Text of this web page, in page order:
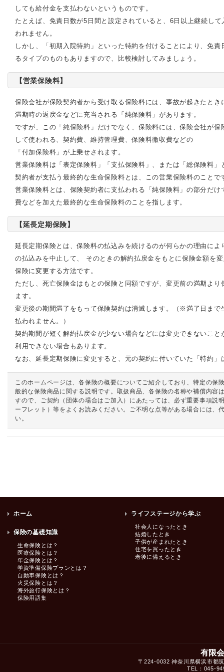
しても給付金を支払わないというものです。
たとえば、免責日数が5日間と設定されていると、6日以上継続し
われません。
しかし、「初期入院特約」といった特約を付けることにより、免
るタイプのものもありますので、比較検討してみましょう。
【営業保険料】
保険会社が保険契約者から受け取る保険料には、事故が起きたと
満期時の返戻金などに充当される「純保険料」があります。
ですが、この「純保険料」だけでなく、保険料には、保険会社が
して使われる、契約費、維持管理費、保険料徴収費などの
「付加保険料」が上乗せされます。
営業保険料は「表定保険料」「支払保険料」、または「総保険料
契約者が支払う最終的な生命保険料とは、この営業保険料のことで
営業保険料とは、保険契約者に支払われる「純保険料」の部分だ
費などを加えた最終的な生命保険料のことを指します。
【延長定期保険】
延長定期保険とは、保険料の払込みを続けるのが何らかの理由に
の払込みを中止して、 そのときの解約払戻金をもとに保険金額を
保険に変更する方法です。
ただし、死亡保険金はもとの保険と同額ですが、変更前の満期よ
ます。
変更後の期間満了をもって保険契約は消滅します。（※満了日まで
払われません。）
契約期間が短く解約払戻金が少ない場合などには変更できないこ
利用できない場合もあります。
なお、延長定期保険に変更すると、元の契約に付いていた「特約」
このホームページは、各保険の概要についてご紹介しており、特定の保
般的な保険商品に関する説明です。取扱商品、各保険の名称や補償内容
すので、ご契約（団体の場合はご加入）にあたっては、必ず重要事項説
ーフレット）等をよくお読みください。ご不明な点等がある場合には、
い。
ホーム
保険の基礎知識
生命保険とは？
医療保険とは？
年金保険とは？
学資準備保険プランとは？
自動車保険とは？
火災保険とは？
海外旅行保険とは？
保険用語集
ライフステージから学ぶ
社会人になったとき
結婚したとき
子供が産まれたとき
住宅を買ったとき
老後に備えるとき
有限
〒224-0032 神奈川県横浜市都
TEL：045-